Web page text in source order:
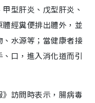
型肝炎、戊型肝炎、
經糞便排出體外，並
水源等；當健康者接
口，進入消化道而引
訪問時表示，腸病毒